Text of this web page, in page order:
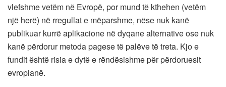
vlefshme vetëm në Evropë, por mund të kthehen (vetëm
një herë) në rregullat e mëparshme, nëse nuk kanë
publikuar kurrë aplikacione në dyqane alternative ose nuk
kanë përdorur metoda pagese të palëve të treta. Kjo e
fundit është risia e dytë e rëndësishme për përdoruesit
evropianë.